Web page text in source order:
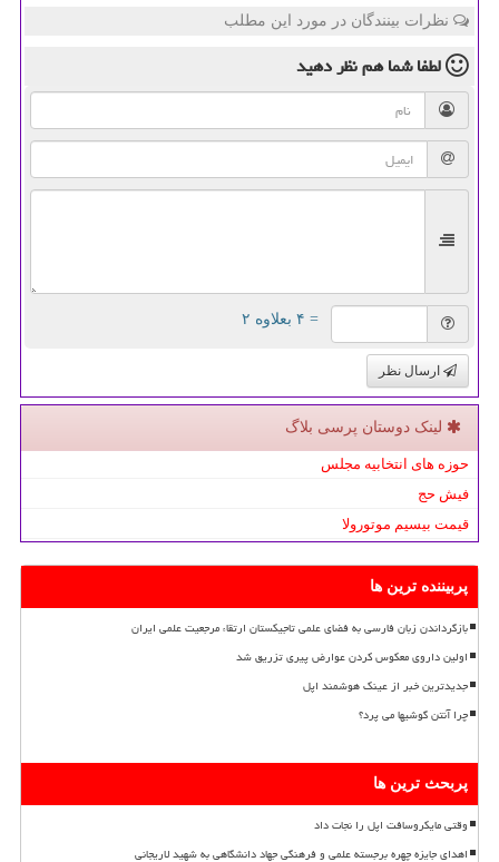
نظرات بینندگان در مورد این مطلب
لطفا شما همنظر دهید
= ۴ بعلاوه ۲
ارسال نظر
لینک دوستان پرسی بلاگ
حوزه های انتخابیه مجلس
فیش حج
قیمت بیسیم موتورولا
پربیننده ترین ها
بازگرداندن زبان فارسی به فضای علمی تاجیکستان ارتقاء مرجعیت علمی ایران
اولین داروی معکوس کردن عوارض پیری تزریق شد
جدیدترین خبر از عینک هوشمند اپل
چرا آنتن گوشیها می پرد؟
پربحث ترین ها
وقتی مایکروسافت اپل را نجات داد
اهدای جایزه چهره برجسته علمی و فرهنگی جهاد دانشگاهی به شهید لاریجانی